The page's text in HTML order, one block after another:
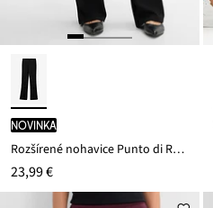
novinka
Rozšírené nohavice Punto di Roma
23,99 €